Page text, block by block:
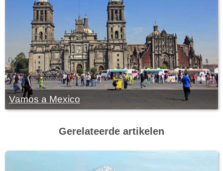
Vamos a Mexico
Gerelateerde artikelen